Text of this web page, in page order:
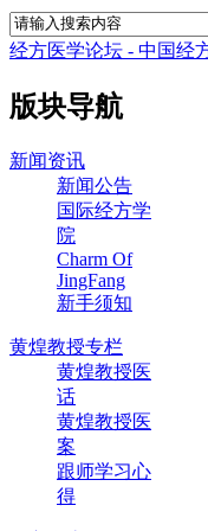
经方医学论坛 - 中国经
版块导航
新闻资讯
新闻公告
国际经方学
院
Charm Of
JingFang
新手须知
黄煌教授专栏
黄煌教授医
话
黄煌教授医
案
跟师学习心
得